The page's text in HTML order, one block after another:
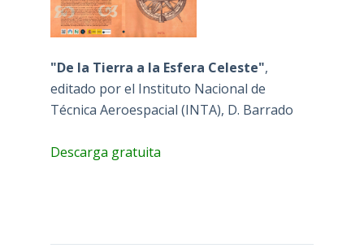
"De la Tierra a la Esfera Celeste",
editado por el Instituto Nacional de
Técnica Aeroespacial (INTA), D. Barrado
Descarga gratuita